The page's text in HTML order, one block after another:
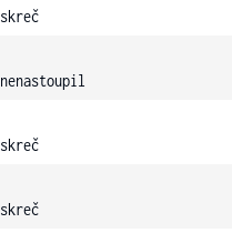
skreč
nenastoupil
skreč
skreč